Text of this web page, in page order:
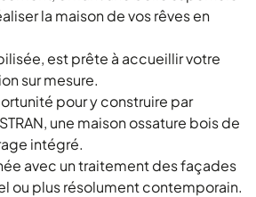
la maison de vos rêves en
est prête à accueillir votre
sur mesure.
pour y construire par
une maison ossature bois de
intégré.
avec un traitement des façades
ou plus résolument contemporain.